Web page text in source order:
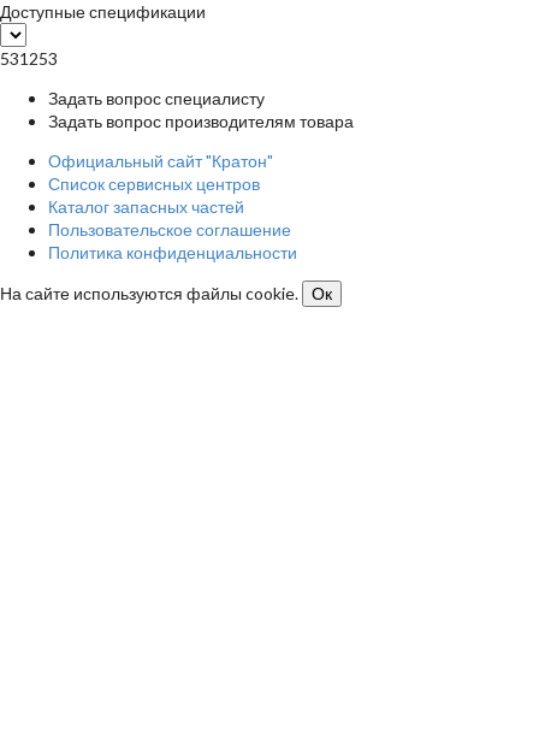
Доступные спецификации
531253
Задать вопрос специалисту
Задать вопрос производителям товара
Официальный сайт "Кратон"
Список сервисных центров
Каталог запасных частей
Пользовательское соглашение
Политика конфиденциальности
На сайте используются файлы cookie.
Ок